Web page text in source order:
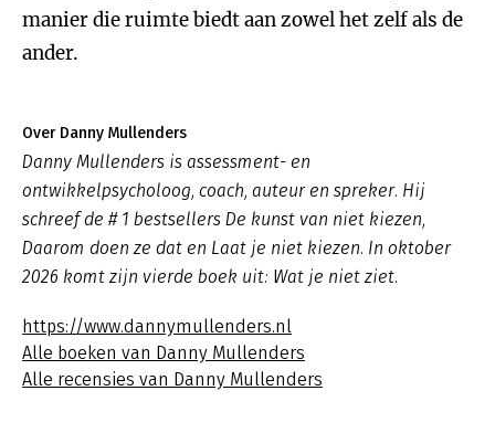
manier die ruimte biedt aan zowel het zelf als de
ander.
Over Danny Mullenders
Danny Mullenders is assessment- en
ontwikkelpsycholoog, coach, auteur en spreker. Hij
schreef de # 1 bestsellers De kunst van niet kiezen,
Daarom doen ze dat en Laat je niet kiezen. In oktober
2026 komt zijn vierde boek uit: Wat je niet ziet.
https://www.dannymullenders.nl
Alle boeken van Danny Mullenders
Alle recensies van Danny Mullenders